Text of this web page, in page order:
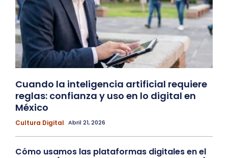
Cuando la inteligencia artificial requiere
reglas: confianza y uso en lo digital en
México
Cultura Digital Abril 21, 2026
Cómo usamos las plataformas digitales en el